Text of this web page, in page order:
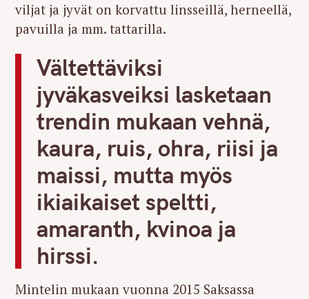
viljat ja jyvät on korvattu linsseillä, herneellä,
pavuilla ja mm. tattarilla.
Vältettäviksi
jyväkasveiksi lasketaan
trendin mukaan vehnä,
kaura, ruis, ohra, riisi ja
maissi, mutta myös
ikiaikaiset speltti,
amaranth, kvinoa ja
hirssi.
Mintelin mukaan vuonna 2015 Saksassa